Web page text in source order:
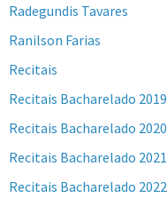
Radegundis Tavares
Ranilson Farias
Recitais
Recitais Bacharelado 2019
Recitais Bacharelado 2020
Recitais Bacharelado 2021
Recitais Bacharelado 2022